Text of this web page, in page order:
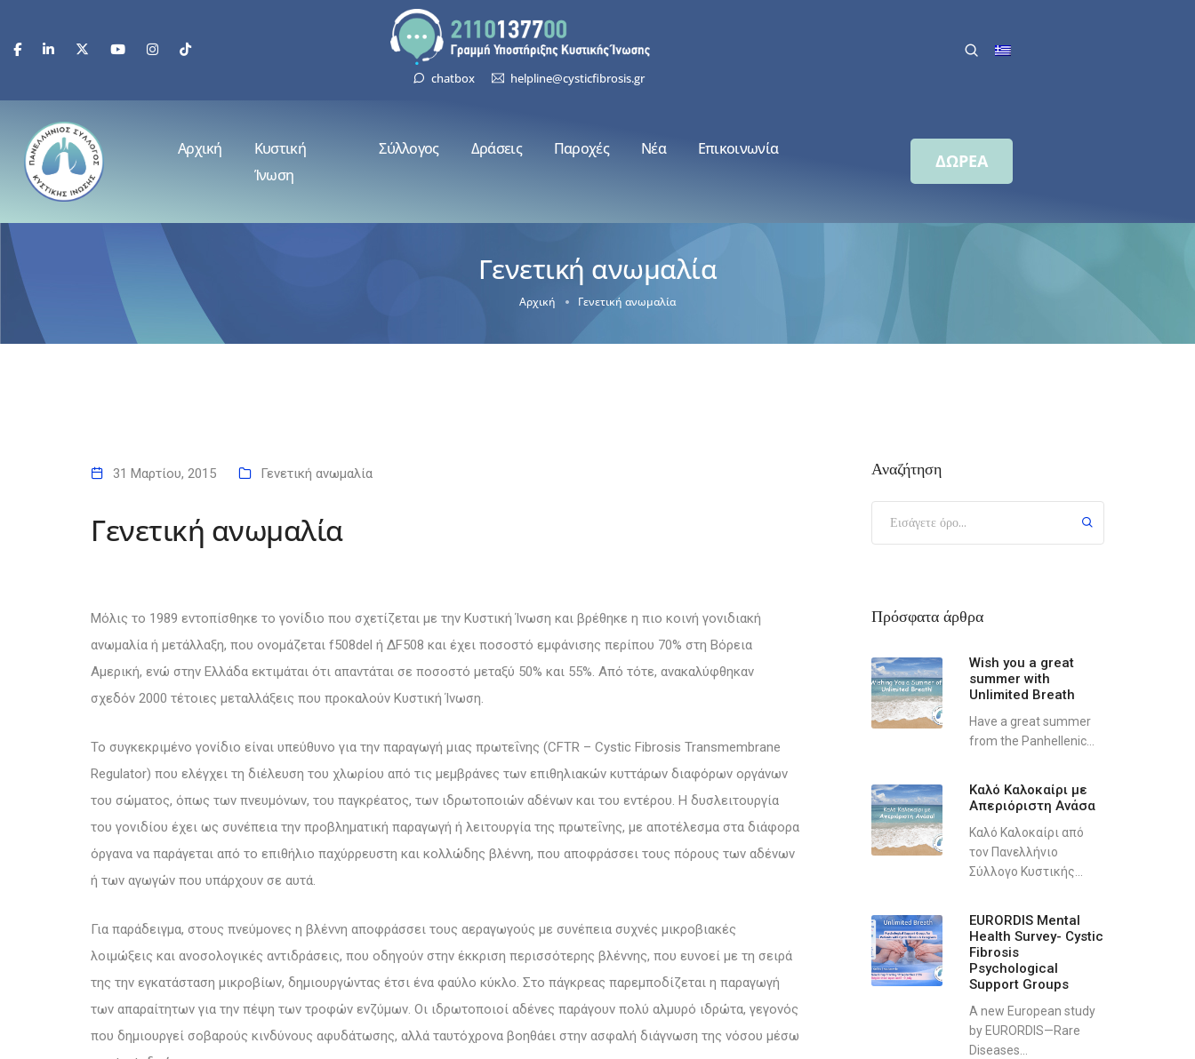
chatbox helpline@cysticfibrosis.gr
Αρχική
Κυστική
Ίνωση
Σύλλογος Δράσεις Παροχές Νέα Επικοινωνία
ΔΩΡΕΑ
Γενετική ανωμαλία
Αρχική Γενετική ανωμαλία
31 Μαρτίου, 2015 Γενετική ανωμαλία
Γενετική ανωμαλία
Μόλις το 1989 εντοπίσθηκε το γονίδιο που σχετίζεται με την Κυστική Ίνωση και βρέθηκε η πιο κοινή γονιδιακή
ανωμαλία ή μετάλλαξη, που ονομάζεται f508del ή ΔF508 και έχει ποσοστό εμφάνισης περίπου 70% στη Βόρεια
Αμερική, ενώ στην Ελλάδα εκτιμάται ότι απαντάται σε ποσοστό μεταξύ 50% και 55%. Από τότε, ανακαλύφθηκαν
σχεδόν 2000 τέτοιες μεταλλάξεις που προκαλούν Κυστική Ίνωση.
Το συγκεκριμένο γονίδιο είναι υπεύθυνο για την παραγωγή μιας πρωτεΐνης (CFTR – Cystic Fibrosis Transmembrane
Regulator) που ελέγχει τη διέλευση του χλωρίου από τις μεμβράνες των επιθηλιακών κυττάρων διαφόρων οργάνων
του σώματος, όπως των πνευμόνων, του παγκρέατος, των ιδρωτοποιών αδένων και του εντέρου. Η δυσλειτουργία
του γονιδίου έχει ως συνέπεια την προβληματική παραγωγή ή λειτουργία της πρωτεΐνης, με αποτέλεσμα στα διάφορα
όργανα να παράγεται από το επιθήλιο παχύρρευστη και κολλώδης βλέννη, που αποφράσσει τους πόρους των αδένων
ή των αγωγών που υπάρχουν σε αυτά.
Για παράδειγμα, στους πνεύμονες η βλέννη αποφράσσει τους αεραγωγούς με συνέπεια συχνές μικροβιακές
λοιμώξεις και ανοσολογικές αντιδράσεις, που οδηγούν στην έκκριση περισσότερης βλέννης, που ευνοεί με τη σειρά
της την εγκατάσταση μικροβίων, δημιουργώντας έτσι ένα φαύλο κύκλο. Στο πάγκρεας παρεμποδίζεται η παραγωγή
των απαραίτητων για την πέψη των τροφών ενζύμων. Οι ιδρωτοποιοί αδένες παράγουν πολύ αλμυρό ιδρώτα, γεγονός
που δημιουργεί σοβαρούς κινδύνους αφυδάτωσης, αλλά ταυτόχρονα βοηθάει στην ασφαλή διάγνωση της νόσου μέσω
Αναζήτηση
Πρόσφατα άρθρα
Wish you a great
summer with
Unlimited Breath
Have a great summer
from the Panhellenic...
Καλό Καλοκαίρι με
Απεριόριστη Ανάσα
Καλό Καλοκαίρι από
τον Πανελλήνιο
Σύλλογο Κυστικής...
EURORDIS Mental
Health Survey- Cystic
Fibrosis
Psychological
Support Groups
A new European study
by EURORDIS—Rare
Diseases...